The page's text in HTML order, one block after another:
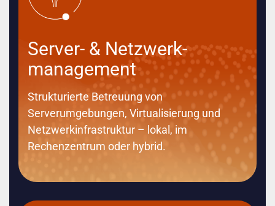
Server- & Netzwerk­
management
Strukturierte Betreuung von
Serverumgebungen, Virtualisierung und
Netzwerkinfrastruktur – lokal, im
Rechenzentrum oder hybrid.